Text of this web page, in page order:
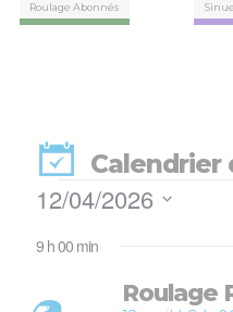
Roulage Abonnés
Calendrier
for
12/04/2026
une
9 h 00 min
Roulage